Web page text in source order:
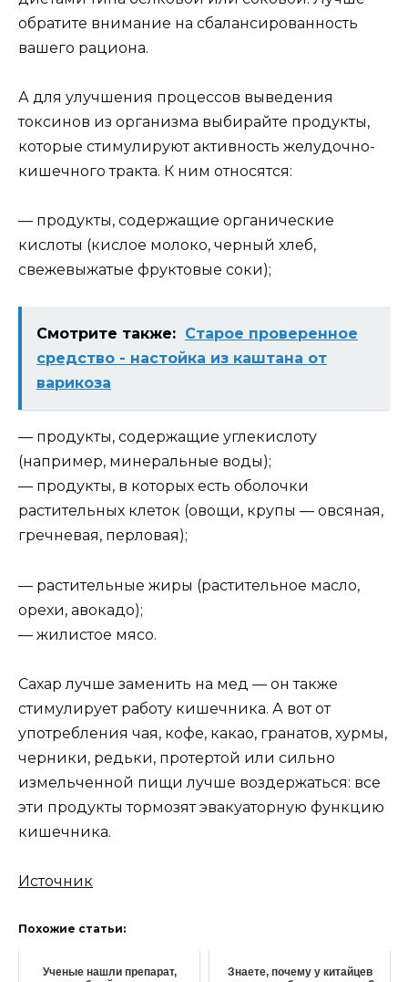
обратите внимание на сбалансированность
вашего рациона.
А для улучшения процессов выведения
токсинов из организма выбирайте продукты,
которые стимулируют активность желудочно-
кишечного тракта. К ним относятся:
— продукты, содержащие органические
кислоты (кислое молоко, черный хлеб,
свежевыжатые фруктовые соки);
Смотрите также: Старое проверенное
средство - настойка из каштана от
варикоза
— продукты, содержащие углекислоту
(например, минеральные воды);
— продукты, в которых есть оболочки
растительных клеток (овощи, крупы — овсяная,
гречневая, перловая);
— растительные жиры (растительное масло,
орехи, авокадо);
— жилистое мясо.
Сахар лучше заменить на мед — он также
стимулирует работу кишечника. А вот от
употребления чая, кофе, какао, гранатов, хурмы,
черники, редьки, протертой или сильно
измельченной пищи лучше воздержаться: все
эти продукты тормозят эвакуаторную функцию
кишечника.
Источник
Похожие статьи:
Ученые нашли препарат,
Знаете, почему у китайцев